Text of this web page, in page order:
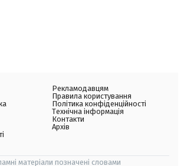
Рекламодавцям
Правила користування
Політика конфіденційності
Технічна інформація
Контакти
Архів
матеріали позначені словами